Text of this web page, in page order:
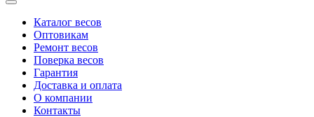
Каталог весов
Оптовикам
Ремонт весов
Поверка весов
Гарантия
Доставка и оплата
О компании
Контакты